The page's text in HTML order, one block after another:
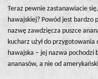
Teraz pewnie zastanawiacie
hawajskiej? Powód jest bardzo
nazwę zawdzięcza puszce
kucharz użył do przygotowania
hawajska – jej nazwa
ananasów, a nie od